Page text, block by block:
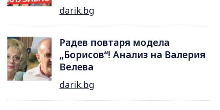
darik.bg
Радев повтаря модела
„Борисов“! Анализ на Валерия
Велева
darik.bg